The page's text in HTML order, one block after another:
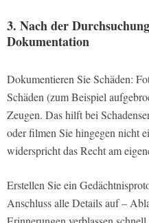
3. Nach der
Dokumentation
Dokumentieren Sie Schäden:
Schäden (zum Beispiel
Zeugen. Das hilft bei
oder filmen Sie hingegen nicht
widerspricht das Recht am
Erstellen Sie ein
Anschluss alle Details auf –